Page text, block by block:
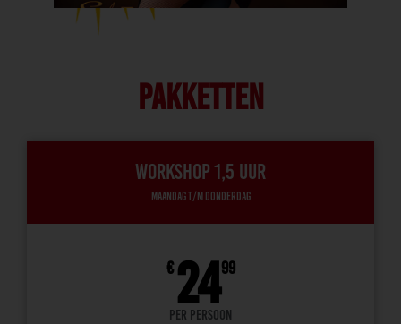
PAKKETTEN
Workshop 1,5 uur
Maandag t/m donderdag
€ 2499
per persoon